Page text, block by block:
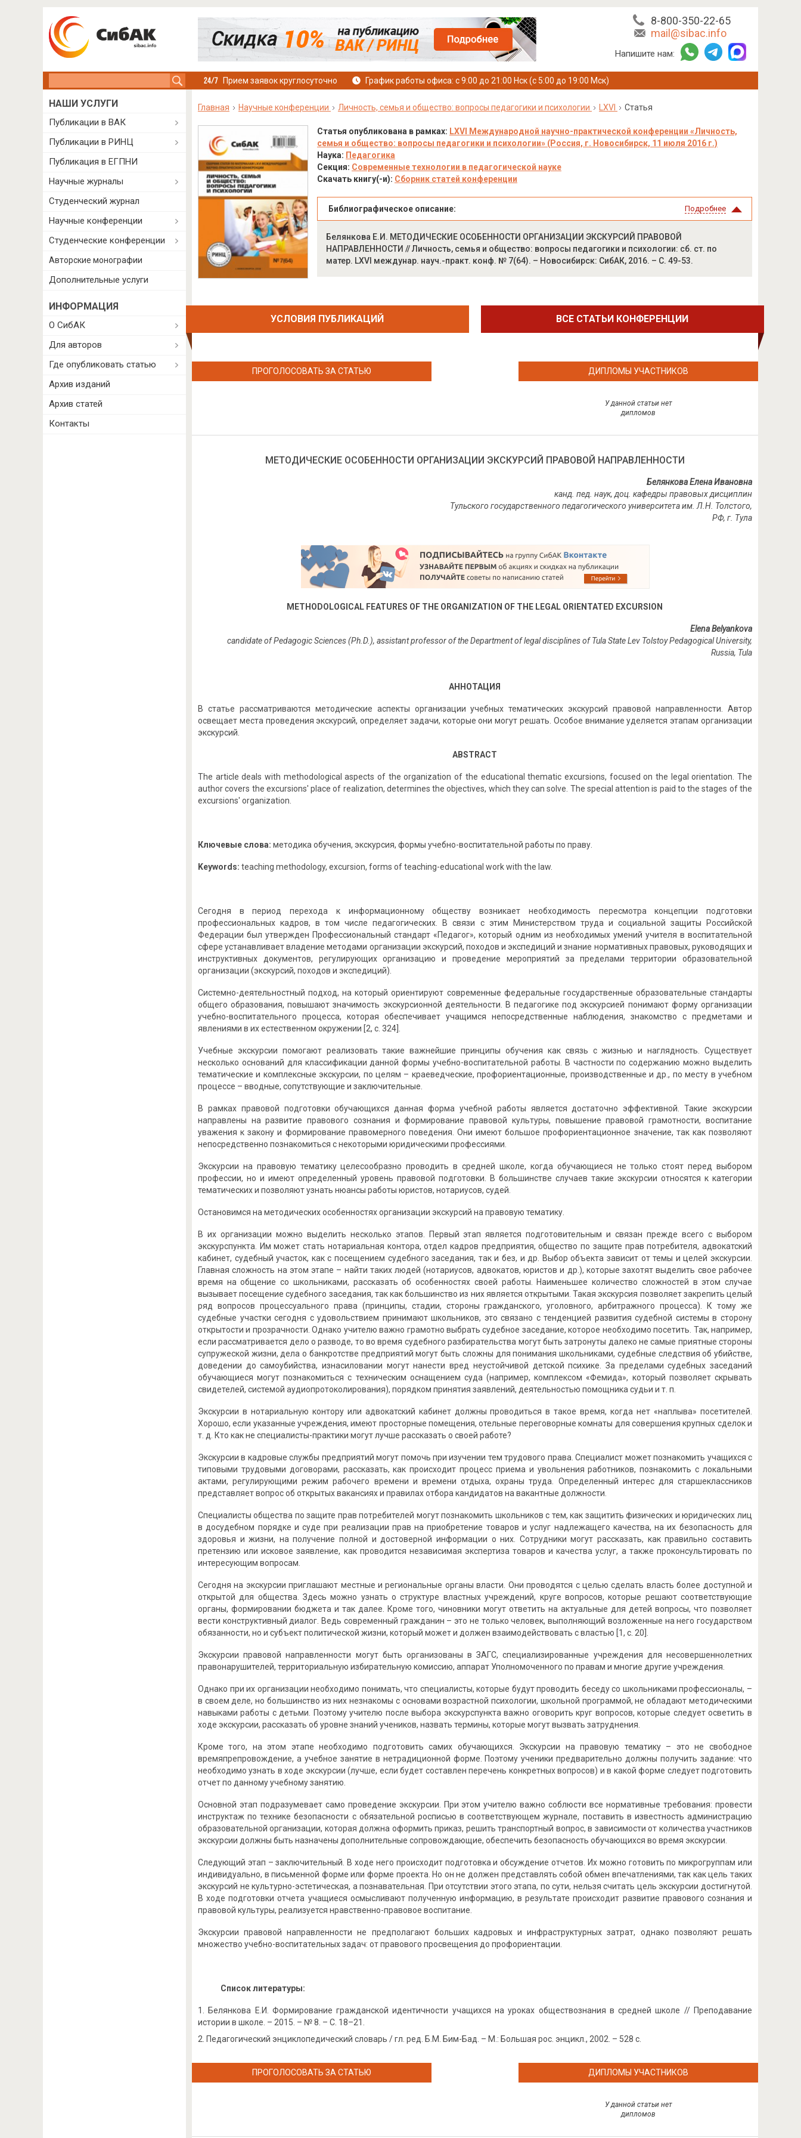
8-800-350-22-65
mail@sibac.info
Напишите нам:
Прием заявок круглосуточно График работы офиса: с 9:00 до 21:00 Нск (с 5:00 до 19:00 Мск)
Главная Научные конференции Личность, семья и общество: вопросы педагогики и психологии LXVI Статья
Статья опубликована в рамках: LXVI Международной научно-практической конференции «Личность,
семья и общество: вопросы педагогики и психологии» (Россия, г. Новосибирск, 11 июля 2016 г.)
Наука: Педагогика
Секция: Современные технологии в педагогической науке
Скачать книгу(-и): Сборник статей конференции
Библиографическое описание: Подробнее
Белянкова Е.И. МЕТОДИЧЕСКИЕ ОСОБЕННОСТИ ОРГАНИЗАЦИИ ЭКСКУРСИЙ ПРАВОВОЙ
НАПРАВЛЕННОСТИ // Личность, семья и общество: вопросы педагогики и психологии: сб. ст. по
матер. LXVI междунар. науч.-практ. конф. № 7(64). – Новосибирск: СибАК, 2016. – С. 49-53.
УСЛОВИЯ ПУБЛИКАЦИЙ ВСЕ СТАТЬИ КОНФЕРЕНЦИИ
ПРОГОЛОСОВАТЬ ЗА СТАТЬЮ ДИПЛОМЫ УЧАСТНИКОВ
У данной статьи нет
дипломов
МЕТОДИЧЕСКИЕ ОСОБЕННОСТИ ОРГАНИЗАЦИИ ЭКСКУРСИЙ ПРАВОВОЙ НАПРАВЛЕННОСТИ
Белянкова Елена Ивановна
канд. пед. наук, доц. кафедры правовых дисциплин
Тульского государственного педагогического университета им. Л. Н. Толстого,
РФ, г. Тула
METHODOLOGICAL FEATURES OF THE ORGANIZATION OF THE LEGAL ORIENTATED EXCURSION
Elena Belyankova
candidate of Pedagogic Sciences (Ph.D.), assistant professor of the Department of legal disciplines of Tula State Lev Tolstoy Pedagogical University,
Russia, Tula
АННОТАЦИЯ
В статье рассматриваются методические аспекты организации учебных тематических экскурсий правовой направленности. Автор
освещает места проведения экскурсий, определяет задачи, которые они могут решать. Особое внимание уделяется этапам организации
экскурсий.
ABSTRACT
The article deals with methodological aspects of the organization of the educational thematic excursions, focused on the legal orientation. The
author covers the excursions' place of realization, determines the objectives, which they can solve. The special attention is paid to the stages of the
excursions' organization.
Ключевые слова: методика обучения, экскурсия, формы учебно-воспитательной работы по праву.
Keywords: teaching methodology, excursion, forms of teaching-educational work with the law.
Сегодня в период перехода к информационному обществу возникает необходимость пересмотра концепции подготовки
профессиональных кадров, в том числе педагогических. В связи с этим Министерством труда и социальной защиты Российской
Федерации был утвержден Профессиональный стандарт «Педагог», который одним из необходимых умений учителя в воспитательной
сфере устанавливает владение методами организации экскурсий, походов и экспедиций и знание нормативных правовых, руководящих и
инструктивных документов, регулирующих организацию и проведение мероприятий за пределами территории образовательной
организации (экскурсий, походов и экспедиций).
Системно-деятельностный подход, на который ориентируют современные федеральные государственные образовательные стандарты
общего образования, повышают значимость экскурсионной деятельности. В педагогике под экскурсией понимают форму организации
учебно-воспитательного процесса, которая обеспечивает учащимся непосредственные наблюдения, знакомство с предметами и
явлениями в их естественном окружении [2, с. 324].
Учебные экскурсии помогают реализовать такие важнейшие принципы обучения как связь с жизнью и наглядность. Существует
несколько оснований для классификации данной формы учебно-воспитательной работы. В частности по содержанию можно выделить
тематические и комплексные экскурсии, по целям – краеведческие, профориентационные, производственные и др., по месту в учебном
процессе – вводные, сопутствующие и заключительные.
В рамках правовой подготовки обучающихся данная форма учебной работы является достаточно эффективной. Такие экскурсии
направлены на развитие правового сознания и формирование правовой культуры, повышение правовой грамотности, воспитание
уважения к закону и формирование правомерного поведения. Они имеют большое профориентационное значение, так как позволяют
непосредственно познакомиться с некоторыми юридическими профессиями.
Экскурсии на правовую тематику целесообразно проводить в средней школе, когда обучающиеся не только стоят перед выбором
профессии, но и имеют определенный уровень правовой подготовки. В большинстве случаев такие экскурсии относятся к категории
тематических и позволяют узнать нюансы работы юристов, нотариусов, судей.
Остановимся на методических особенностях организации экскурсий на правовую тематику.
В их организации можно выделить несколько этапов. Первый этап является подготовительным и связан прежде всего с выбором
экскурспункта. Им может стать нотариальная контора, отдел кадров предприятия, общество по защите прав потребителя, адвокатский
кабинет, судебный участок, как с посещением судебного заседания, так и без, и др. Выбор объекта зависит от темы и целей экскурсии.
Главная сложность на этом этапе – найти таких людей (нотариусов, адвокатов, юристов и др.), которые захотят выделить свое рабочее
время на общение со школьниками, рассказать об особенностях своей работы. Наименьшее количество сложностей в этом случае
вызывает посещение судебного заседания, так как большинство из них является открытыми. Такая экскурсия позволяет закрепить целый
ряд вопросов процессуального права (принципы, стадии, стороны гражданского, уголовного, арбитражного процесса). К тому же
судебные участки сегодня с удовольствием принимают школьников, это связано с тенденцией развития судебной системы в сторону
открытости и прозрачности. Однако учителю важно грамотно выбрать судебное заседание, которое необходимо посетить. Так, например,
если рассматривается дело о разводе, то во время судебного разбирательства могут быть затронуты далеко не самые приятные стороны
супружеской жизни, дела о банкротстве предприятий могут быть сложны для понимания школьниками, судебные следствия об убийстве,
доведении до самоубийства, изнасиловании могут нанести вред неустойчивой детской психике. За пределами судебных заседаний
обучающиеся могут познакомиться с техническим оснащением суда (например, комплексом «Фемида», который позволяет скрывать
свидетелей, системой аудиопротоколирования), порядком принятия заявлений, деятельностью помощника судьи и т. п.
Экскурсии в нотариальную контору или адвокатский кабинет должны проводиться в такое время, когда нет «наплыва» посетителей.
Хорошо, если указанные учреждения, имеют просторные помещения, отельные переговорные комнаты для совершения крупных сделок и
т. д. Кто как не специалисты-практики могут лучше рассказать о своей работе?
Экскурсии в кадровые службы предприятий могут помочь при изучении тем трудового права. Специалист может познакомить учащихся с
типовыми трудовыми договорами, рассказать, как происходит процесс приема и увольнения работников, познакомить с локальными
актами, регулирующими режим рабочего времени и времени отдыха, охраны труда. Определенный интерес для старшеклассников
представляет вопрос об открытых вакансиях и правилах отбора кандидатов на вакантные должности.
Специалисты общества по защите прав потребителей могут познакомить школьников с тем, как защитить физических и юридических лиц
в досудебном порядке и суде при реализации прав на приобретение товаров и услуг надлежащего качества, на их безопасность для
здоровья и жизни, на получение полной и достоверной информации о них. Сотрудники могут рассказать, как правильно составить
претензию или исковое заявление, как проводится независимая экспертиза товаров и качества услуг, а также проконсультировать по
интересующим вопросам.
Сегодня на экскурсии приглашают местные и региональные органы власти. Они проводятся с целью сделать власть более доступной и
открытой для общества. Здесь можно узнать о структуре властных учреждений, круге вопросов, которые решают соответствующие
органы, формировании бюджета и так далее. Кроме того, чиновники могут ответить на актуальные для детей вопросы, что позволяет
вести конструктивный диалог. Ведь современный гражданин – это не только человек, выполняющий возложенные на него государством
обязанности, но и субъект политической жизни, который может и должен взаимодействовать с властью [1, с. 20].
Экскурсии правовой направленности могут быть организованы в ЗАГС, специализированные учреждения для несовершеннолетних
правонарушителей, территориальную избирательную комиссию, аппарат Уполномоченного по правам и многие другие учреждения.
Однако при их организации необходимо понимать, что специалисты, которые будут проводить беседу со школьниками профессионалы, –
в своем деле, но большинство из них незнакомы с основами возрастной психологии, школьной программой, не обладают методическими
навыками работы с детьми. Поэтому учителю после выбора экскурспункта важно оговорить круг вопросов, которые следует осветить в
ходе экскурсии, рассказать об уровне знаний учеников, назвать термины, которые могут вызвать затруднения.
Кроме того, на этом этапе необходимо подготовить самих обучающихся. Экскурсии на правовую тематику – это не свободное
времяпрепровождение, а учебное занятие в нетрадиционной форме. Поэтому ученики предварительно должны получить задание: что
необходимо узнать в ходе экскурсии (лучше, если будет составлен перечень конкретных вопросов) и в какой форме следует подготовить
отчет по данному учебному занятию.
Основной этап подразумевает само проведение экскурсии. При этом учителю важно соблюсти все нормативные требования: провести
инструктаж по технике безопасности с обязательной росписью в соответствующем журнале, поставить в известность администрацию
образовательной организации, которая должна оформить приказ, решить транспортный вопрос, в зависимости от количества участников
экскурсии должны быть назначены дополнительные сопровождающие, обеспечить безопасность обучающихся во время экскурсии.
Следующий этап – заключительный. В ходе него происходит подготовка и обсуждение отчетов. Их можно готовить по микрогруппам или
индивидуально, в письменной форме или форме проекта. Но он не должен представлять собой обмен впечатлениями, так как цель таких
экскурсий не культурно-эстетическая, а познавательная. При отсутствии этого этапа, по сути, нельзя считать цель экскурсии достигнутой.
В ходе подготовки отчета учащиеся осмысливают полученную информацию, в результате происходит развитие правового сознания и
правовой культуры, реализуется нравственно-правовое воспитание.
Экскурсии правовой направленности не предполагают больших кадровых и инфраструктурных затрат, однако позволяют решать
множество учебно-воспитательных задач: от правового просвещения до профориентации.
Список литературы:
Белянкова Е.И. Формирование гражданской идентичности учащихся на уроках обществознания в средней школе // Преподавание
истории в школе. – 2015. – № 8. – С. 18–21.
Педагогический энциклопедический словарь / гл. ред. Б.М. Бим-Бад. – М.: Большая рос. энцикл., 2002. – 528 с.
ПРОГОЛОСОВАТЬ ЗА СТАТЬЮ ДИПЛОМЫ УЧАСТНИКОВ
У данной статьи нет
дипломов
НАШИ УСЛУГИ
Публикации в ВАК
Публикации в РИНЦ
Публикация в ЕГПНИ
Научные журналы
Студенческий журнал
Научные конференции
Студенческие конференции
Авторские монографии
Дополнительные услуги
ИНФОРМАЦИЯ
О СибАК
Для авторов
Где опубликовать статью
Архив изданий
Архив статей
Контакты